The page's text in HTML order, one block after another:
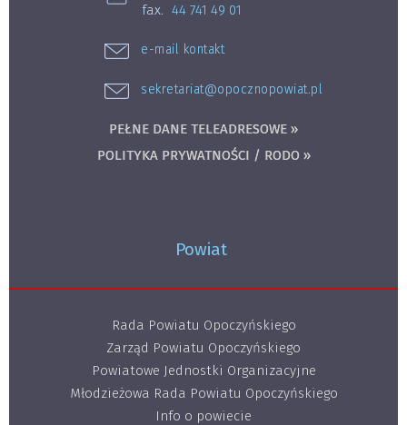
fax. 44 741 49 01
e-mail kontakt
sekretariat@opocznopowiat.pl
PEŁNE DANE TELEADRESOWE »
POLITYKA PRYWATNOŚCI / RODO »
Powiat
Rada Powiatu Opoczyńskiego
Zarząd Powiatu Opoczyńskiego
Powiatowe Jednostki Organizacyjne
Młodzieżowa Rada Powiatu Opoczyńskiego
Info o powiecie